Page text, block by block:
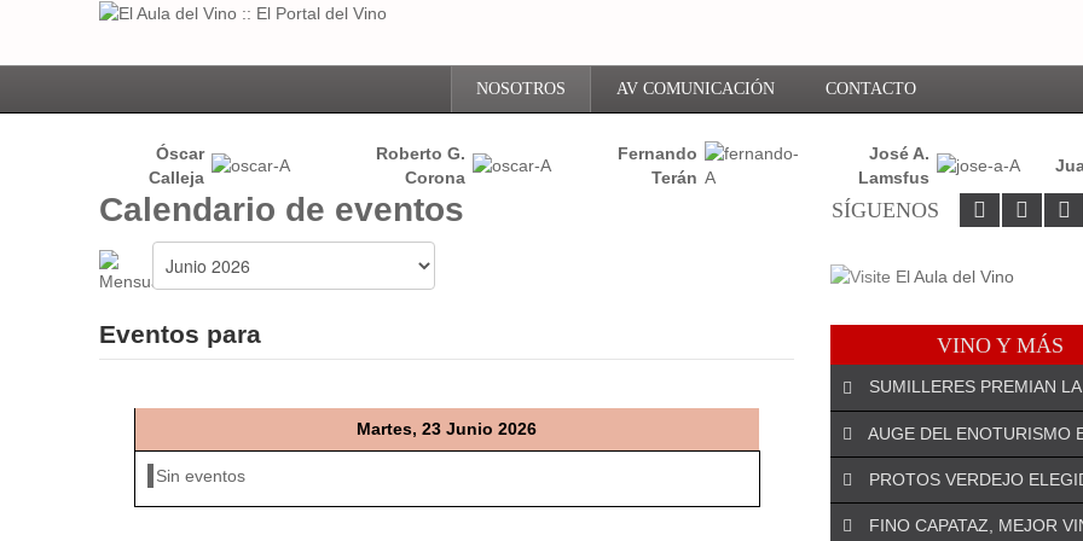
NOSOTROS AV COMUNICACIÓN CONTACTO
Óscar
Calleja
Roberto G.
Corona
Fernando
Terán
José A.
Lamsfus
Calendario de eventos
Eventos para
Martes, 23 Junio 2026
Sin eventos
SÍGUENOS
VINO Y MÁS
SUMILLERES PREMIAN LA
El especialista riojano José
AUGE DEL ENOTURISMO
PROTOS VERDEJO
FINO CAPATAZ, MEJOR